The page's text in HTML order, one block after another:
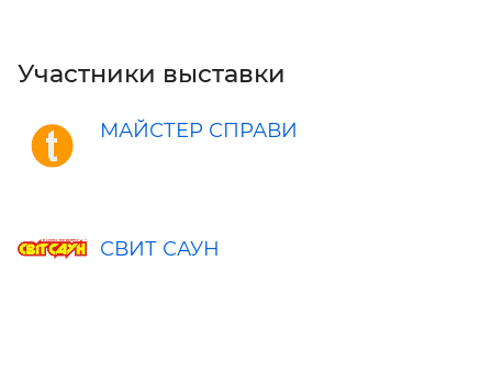
Участники выставки
МАЙСТЕР СПРАВИ
СВИТ САУН